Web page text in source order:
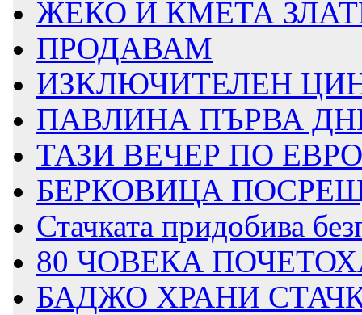
ЖЕКО И КМЕТА
ПРОДАВАМ
ИЗКЛЮЧИТЕЛЕН
ПАВЛИНА ПЪРВА
ТАЗИ ВЕЧЕР ПО
БЕРКОВИЦА
Стачката придобива
80 ЧОВЕКА
БАДЖО ХРАНИ